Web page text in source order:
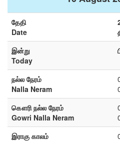
தேதி
Date
இன்று
Today
நல்ல நேரம்
Nalla Neram
கௌரி நல்ல நேரம்
Gowri Nalla Neram
இராகு காலம்